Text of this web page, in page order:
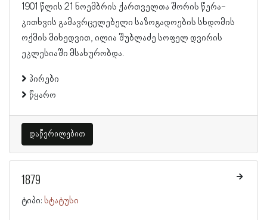
1901 წლის 21 ნოემბრის ქართველთა შორის წერა-
კითხვის გამავრცელებელი საზოგადოების სხდომის
ოქმის მიხედვით, ილია შუბლაძე სოფელ დვირის
ეკლესიაში მსახურობდა.
პირები
წყარო
დაწვრილებით
1879
ტიპი: სტატუსი